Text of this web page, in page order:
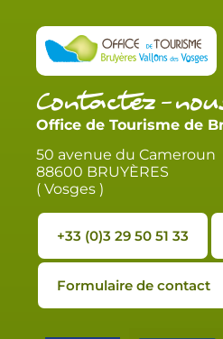
Contactez-
Office de Tourisme de
50 avenue du Cameroun
88600 BRUYÈRES
( Vosges )
+33 (0)3 29 50 51 33
Formulaire de contact